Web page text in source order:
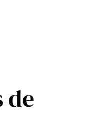
de